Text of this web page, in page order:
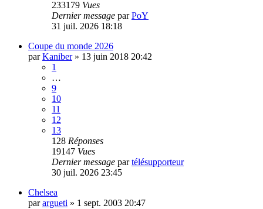
233179 Vues
Dernier message parPoY
31 juil. 2026 18:18
Coupe du monde 2026
parKaniber» 13 juin 2018 20:42
1
…
9
10
11
12
13
128 Réponses
19147 Vues
Dernier message partélésupporteur
30 juil. 2026 23:45
Chelsea
parargueti » 1 sept. 2003 20:47